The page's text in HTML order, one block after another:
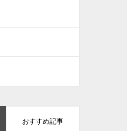
おすすめ記事